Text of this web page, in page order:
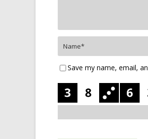
Save my name, email,